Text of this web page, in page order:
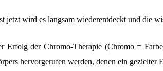
jetzt wird es langsam wiederentdeckt und die
Erfolg der Chromo-Therapie (Chromo =
hervorgerufen werden, denen ein gezielter